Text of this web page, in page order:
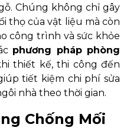
Chúng không chỉ gây
thọ của vật liệu mà còn
công trình và sức khỏe
phương pháp phòng
thiết kế, thi công đến
tiết kiệm chi phí sửa
nhà theo thời gian.
Chống Mối